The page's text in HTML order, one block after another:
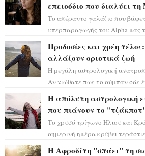
επεισόδιο που διαλύει
Το απέραντο γαλάζιο που
υπερπαραγωγής του Alpha μας
Προδοσίες και χρέη
αλλάζουν οριστικά ζωή
Η μεγάλη αστρολογική
Αν νιώθατε πως το σύμπαν σάς
Η απόλυτη αστρολογική
που πιάνουν το
Το χρυσό τρίγωνο Ήλιου και
σημερινή ημέρα κρύβει
Η Αφροδίτη "σπάει" τη